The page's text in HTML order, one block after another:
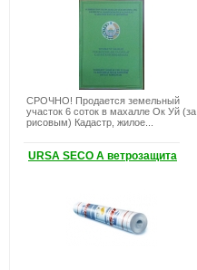
СРОЧНО! Продается земельный
участок 6 соток в махалле Ок Уй (за
рисовым) Кадастр, жилое...
URSA SECO A ветрозащита